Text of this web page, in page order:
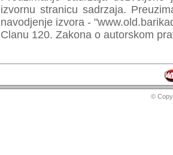
izvornu stranicu sadrzaja.
navodjenje izvora -
Clanu 120. Zakona o autorskom
©